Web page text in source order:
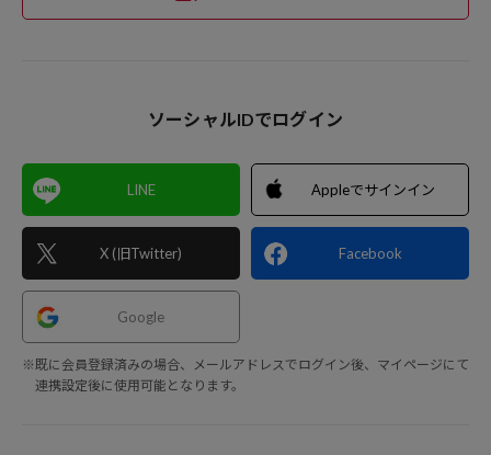
ソーシャルIDでログイン
LINE
X (旧Twitter)
Appleでサインイン
Facebook
Google
※既に会員登録済みの場合、メールアドレスでログイン後、マイページにて
連携設定後に使用可能となります。